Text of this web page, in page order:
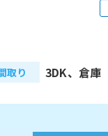
取り 3DK、倉庫